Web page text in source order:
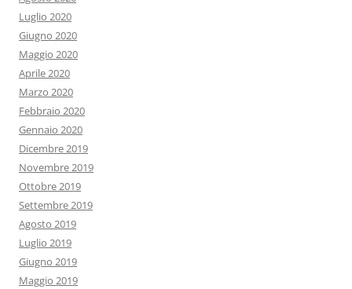
Luglio 2020
Giugno 2020
Maggio 2020
Aprile 2020
Marzo 2020
Febbraio 2020
Gennaio 2020
Dicembre 2019
Novembre 2019
Ottobre 2019
Settembre 2019
Agosto 2019
Luglio 2019
Giugno 2019
Maggio 2019